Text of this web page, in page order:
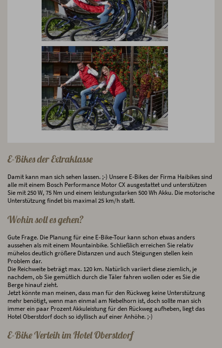
E-Bikes der Extraklasse
Damit kann man sich sehen lassen. ;-) Unsere E-Bikes der Firma Haibikes sind
alle mit einem Bosch Performance Motor CX ausgestattet und unterstützen
Sie mit 250 W, 75 Nm und einem leistungsstarken 500 Wh Akku. Die motorische
Unterstützung findet bis maximal 25 km/h statt.
Wohin soll es gehen?
Gute Frage. Die Planung für eine E-Bike-Tour kann schon etwas anders
aussehen als mit einem Mountainbike. Schließlich erreichen Sie relativ
mühelos deutlich größere Distanzen und auch Steigungen stellen kein
Problem dar.
Die Reichweite beträgt max. 120 km. Natürlich variiert diese ziemlich, je
nachdem, ob Sie gemütlich durch die Täler fahren wollen oder es Sie die
Berge hinauf zieht.
Jetzt könnte man meinen, dass man für den Rückweg keine Unterstützung
mehr benötigt, wenn man einmal am Nebelhorn ist, doch sollte man sich
immer ein paar Prozent Akkuleistung für den Rückweg aufheben, liegt das
Hotel Oberstdorf doch so idyllisch auf einer Anhöhe. ;-)
E-Bike Verleih im Hotel Oberstdorf